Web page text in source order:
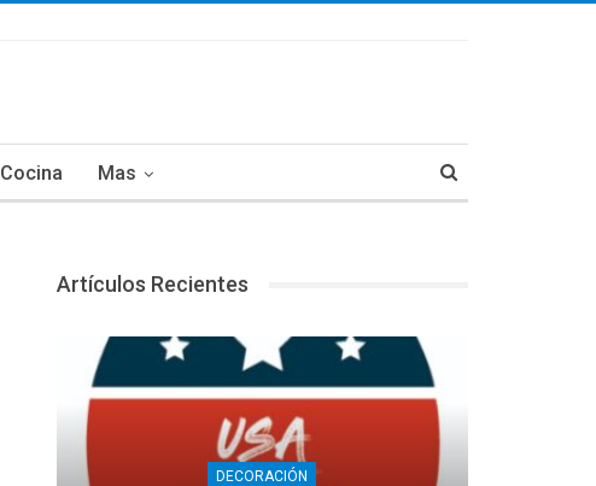
Cocina Mas
Artículos Recientes
DECORACIÓN